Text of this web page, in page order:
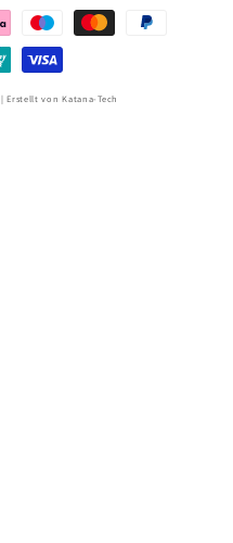
| Erstellt vonKatana-Tech